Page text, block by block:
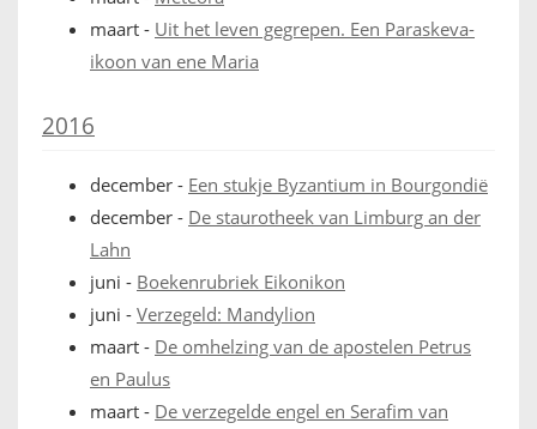
maart - Uit het leven gegrepen. Een Paraskeva-
ikoon van ene Maria
2016
december - Een stukje Byzantium in Bourgondië
december - De staurotheek van Limburg an der
Lahn
juni - Boekenrubriek Eikonikon
juni - Verzegeld: Mandylion
maart - De omhelzing van de apostelen Petrus
en Paulus
maart - De verzegelde engel en Serafim van